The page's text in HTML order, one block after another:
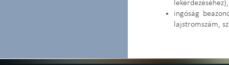
lekérdezéséhez),
ingóság
lajstromszám,